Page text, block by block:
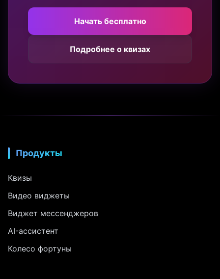
Начать бесплатно
Подробнее о квизах
Продукты
Квизы
Видео виджеты
Виджет мессенджеров
AI-ассистент
Колесо фортуны